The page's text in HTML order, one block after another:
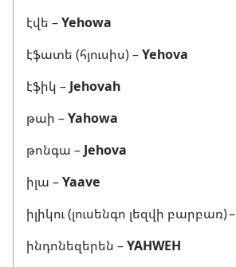
էվե –Yehowa
էֆատե (հյուսիս) –Yehova
էֆիկ – Jehovah
թաի –Yahowa
թոնգա – Jehova
իլա –Yaave
իլիկու (լուսենգո լեզվի բարբառ) –
ինդոնեզերեն –YAHWEH